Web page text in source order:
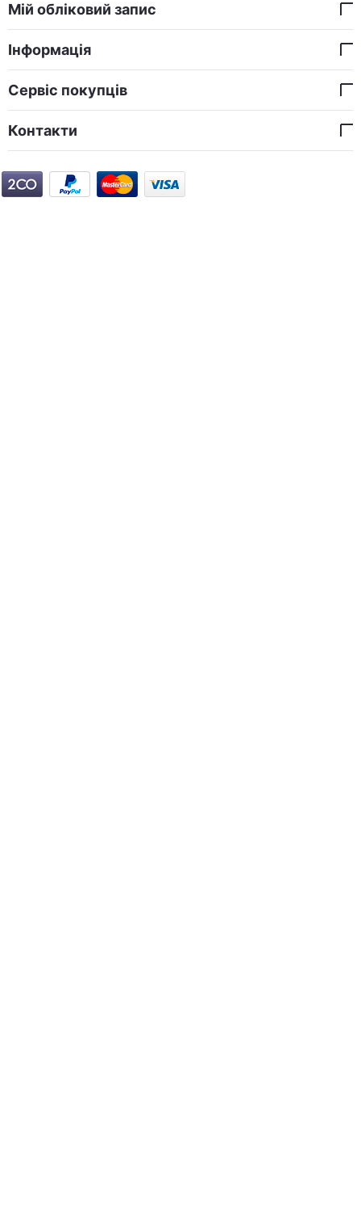
Мій обліковий запис
Інформація
Сервіс покупців
Контакти